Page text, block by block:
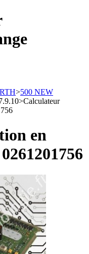
>500 NEW
>Calculateur
en